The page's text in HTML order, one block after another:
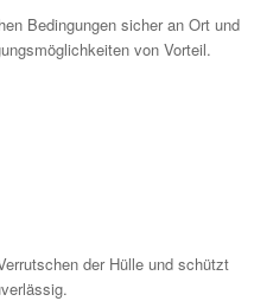
Bedingungen sicher an Ort und
von Vorteil.
der Hülle und schützt